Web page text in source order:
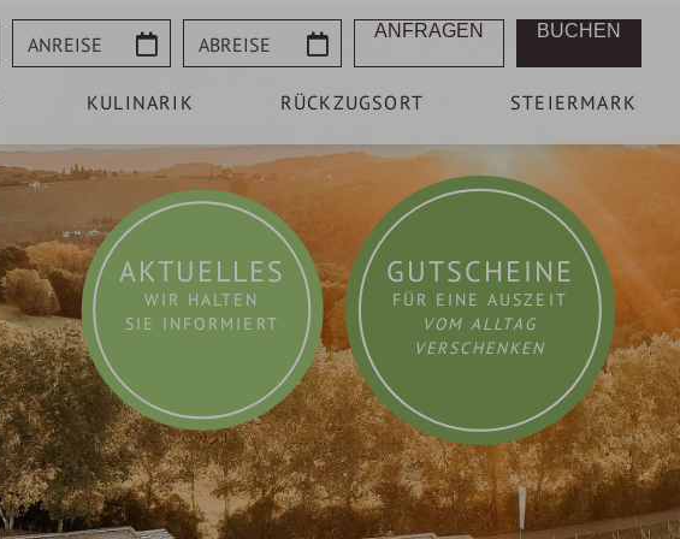
Anreise Abreise ANFRAGEN BUCHEN
KULINARIK RÜCKZUGSORT STEIERMARK
GUTSCHEINE
FÜR EINE AUSZEIT
VOM ALLTAG
VERSCHENKEN
AKTUELLES
WIR HALTEN
SIE INFORMIERT